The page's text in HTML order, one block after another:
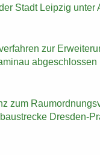
Stadt Leip­zig unter
zur
ab­ge­schlos­sen
zum
Dresden-​